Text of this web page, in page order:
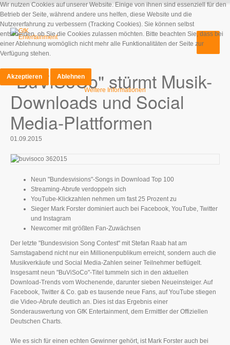
"BuViSoCo" stürmt Musik-
Downloads und Social
Media-Plattformen
01.09.2015
Neun "Bundesvisions"-Songs in Download Top 100
Streaming-Abrufe verdoppeln sich
YouTube-Klickzahlen nehmen um fast 25 Prozent zu
Sieger Mark Forster dominiert auch bei Facebook, YouTube, Twitter
und Instagram
Newcomer mit größten Fan-Zuwächsen
Der letzte "Bundesvision Song Contest" mit Stefan Raab hat am
Samstagabend nicht nur ein Millionenpublikum erreicht, sondern auch die
Musikverkäufe und Social Media-Zahlen seiner Teilnehmer beflügelt.
Insgesamt neun "BuViSoCo"-Titel tummeln sich in den aktuellen
Download-Trends vom Wochenende, darunter sieben Neueinsteiger. Auf
Facebook, Twitter & Co. gab es tausende neue Fans, auf YouTube stiegen
die Video-Abrufe deutlich an. Dies ist das Ergebnis einer
Sonderauswertung von GfK Entertainment, dem Ermittler der Offiziellen
Deutschen Charts.
Wie es sich für einen echten Gewinner gehört, ist Mark Forster auch bei
Wir nutzen Cookies auf unserer Website. Einige von ihnen sind essenziell für den
Betrieb der Seite, während andere uns helfen, diese Website und die
Nutzererfahrung zu verbessern (Tracking Cookies). Sie können selbst
entscheiden, ob Sie die Cookies zulassen möchten. Bitte beachten Sie, dass bei
einer Ablehnung womöglich nicht mehr alle Funktionalitäten der Seite zur
Verfügung stehen.
Akzeptieren
Ablehnen
Weitere Informationen